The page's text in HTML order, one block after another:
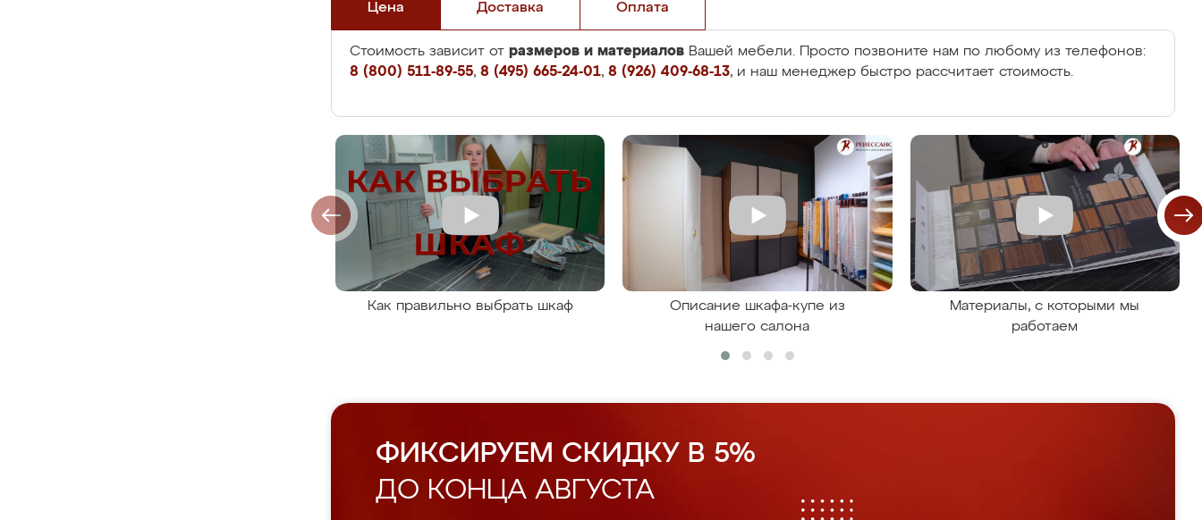
Цена Доставка Оплата
Стоимость зависит от размеров и материалов Вашей мебели. Просто позвоните нам по любому из телефонов:
8 (800) 511-89-55, 8 (495) 665-24-01, 8 (926) 409-68-13, и наш менеджер быстро рассчитает стоимость.
Как правильно выбрать шкаф
Описание шкафа-купе из
нашего салона
Материалы, с которыми мы
работаем
ФИКСИРУЕМ СКИДКУ В 5%
ДО КОНЦА АВГУСТА